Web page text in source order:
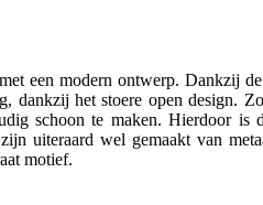
een modern ontwerp. Dankzij
dankzij het stoere open design.
schoon te maken. Hierdoor
uiteraard wel gemaakt van
motief.